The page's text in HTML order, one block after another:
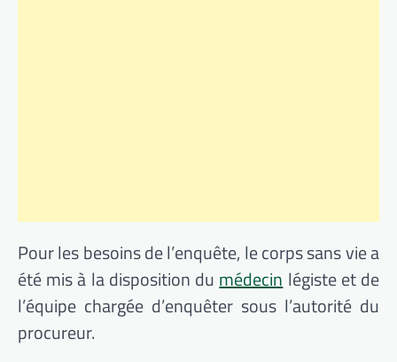
Pour les besoins de l’enquête, le corps sans vie a
été mis à la disposition dumédecinlégiste et de
l’équipe chargée d’enquêter sous l’autorité du
procureur.